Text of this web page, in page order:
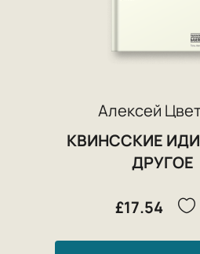
Алексей
КВИНССКИЕ
ДРУГОЕ
£17.54